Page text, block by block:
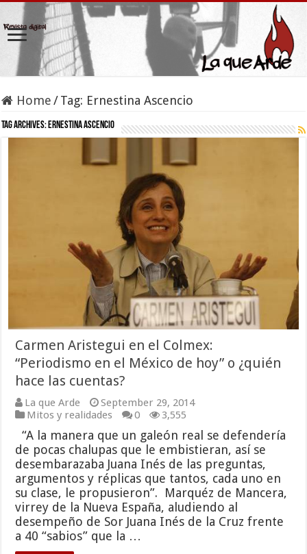
Home /Tag: Ernestina Ascencio
Tag Archives:Ernestina Ascencio
Carmen Aristegui en el Colmex:
“Periodismo en el México de hoy” o ¿quién
hace las cuentas?
La que Arde
September 29, 2014
Mitos y realidades
0 3,555
“A la manera que un galeón real se defendería
de pocas chalupas que le embistieran, así se
desembarazaba Juana Inés de las preguntas,
argumentos y réplicas que tantos, cada uno en
su clase, le propusieron”. Marquéz de Mancera,
virrey de la Nueva España, aludiendo al
desempeño de Sor Juana Inés de la Cruz frente
a 40 “sabios” que la …